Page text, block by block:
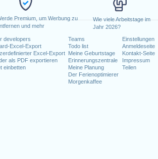
Premium, um Werbung zu
und mehr
Wie viele Arbeitstage im
Jahr 2026?
developers
Excel-Export
Excel-Export
als PDF exportieren
einbetten
Teams
Todo list
Meine Geburtstage
Erinnerungszentrale
Meine Planung
Der Ferienoptimierer
Morgenkaffee
Einstellungen
Anmeldeseite
Kontakt-Seite
Impressum
Teilen